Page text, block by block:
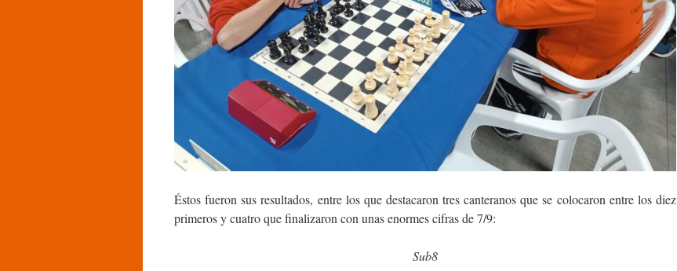
Éstos fueron sus resultados, entre los que destacaron tres canteranos que se colocaron entre los diez
primeros y cuatro que finalizaron con unas enormes cifras de 7/9:
Sub8